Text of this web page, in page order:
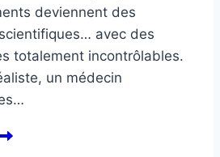
deviennent des
avec des
totalement incontrôlables.
un médecin